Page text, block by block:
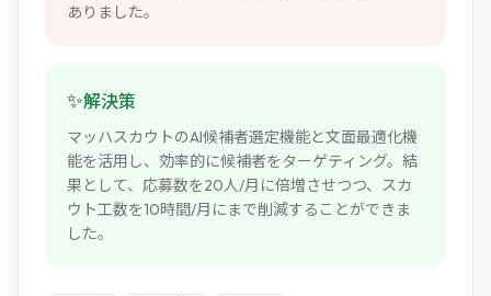
ありました。
✨解決策
マッハスカウトのAI候補者選定機能と文面最適化機
能を活用し、効率的に候補者をターゲティング。結
果として、応募数を20人/月に倍増させつつ、スカ
ウト工数を10時間/月にまで削減することができま
した。